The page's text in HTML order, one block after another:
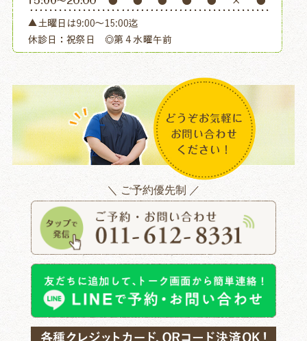
＼ ご予約優先制 ／